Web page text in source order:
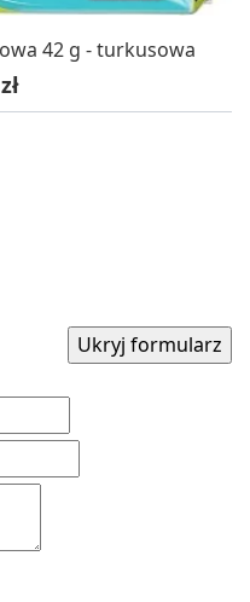
42 g - turkusowa